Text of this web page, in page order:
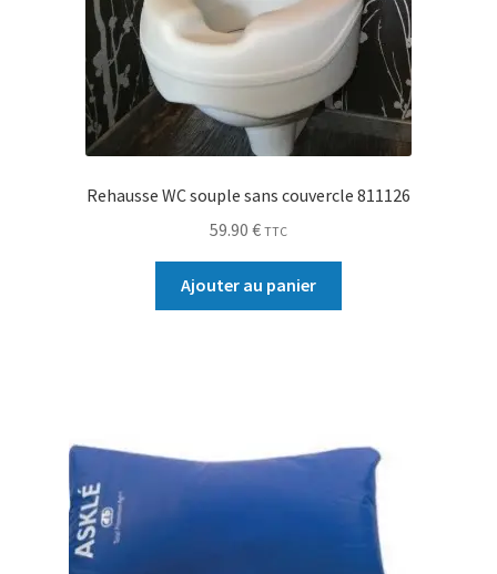
Rehausse WC souple sans couvercle 811126
59.90 € TTC
Ajouter au panier